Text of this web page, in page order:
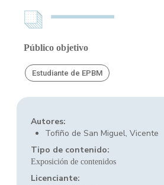
Público objetivo
Estudiante de EPBM
Autores:
Tofiño de San Miguel, Vicente
Tipo de contenido:
Exposición de contenidos
Licenciante: